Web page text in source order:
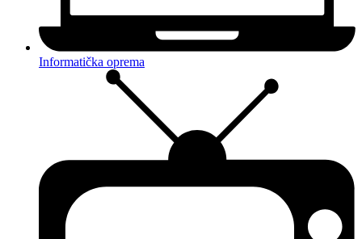
Informatička oprema